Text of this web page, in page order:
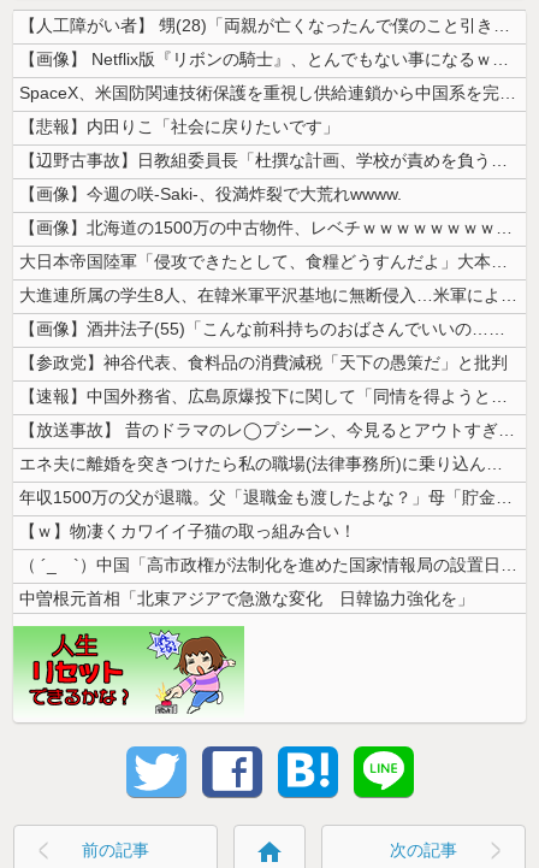
【人工障がい者】 甥(28)「両親が亡くなったんで僕のこと引き取ってほ...
【画像】 Netflix版『リボンの騎士』、とんでもない事になるｗｗｗ...
SpaceX、米国防関連技術保護を重視し供給連鎖から中国系を完全排除へ...
【悲報】内田りこ「社会に戻りたいです」
【辺野古事故】日教組委員長「杜撰な計画、学校が責めを負うのは当然」とし...
【画像】今週の咲-Saki-、役満炸裂で大荒れwwww.
【画像】北海道の1500万の中古物件、レベチｗｗｗｗｗｗｗｗｗｗｗｗｗ...
大日本帝国陸軍「侵攻できたとして、食糧どうすんだよ」大本営「現地調達」...
大進連所属の学生8人、在韓米軍平沢基地に無断侵入…米軍により身柄拘束！
【画像】酒井法子(55)「こんな前科持ちのおばさんでいいの…？」 【P...
【参政党】神谷代表、食料品の消費減税「天下の愚策だ」と批判
【速報】中国外務省、広島原爆投下に関して「同情を得ようと核被害者の立場...
【放送事故】 昔のドラマのレ◯プシーン、今見るとアウトすぎる・・・
エネ夫に離婚を突きつけたら私の職場(法律事務所)に乗り込んできた 堂々...
年収1500万の父が退職。父「退職金も渡したよな？」母「貯金なんてない...
【ｗ】物凄くカワイイ子猫の取っ組み合い！
（ ´_ゝ`）中国「高市政権が法制化を進めた国家情報局の設置日が7月3...
中曽根元首相「北東アジアで急激な変化 日韓協力強化を」
前の記事 home 次の記事